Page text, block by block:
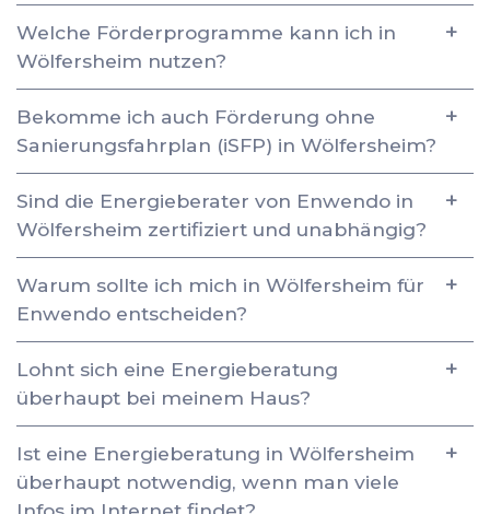
Welche Förderprogramme kann ich in
Wölfersheim nutzen?
Bekomme ich auch Förderung ohne
Sanierungsfahrplan (iSFP) in Wölfersheim?
Sind die Energieberater von Enwendo in
Wölfersheim zertifiziert und unabhängig?
Warum sollte ich mich in Wölfersheim für
Enwendo entscheiden?
Lohnt sich eine Energieberatung
überhaupt bei meinem Haus?
Ist eine Energieberatung in Wölfersheim
überhaupt notwendig, wenn man viele